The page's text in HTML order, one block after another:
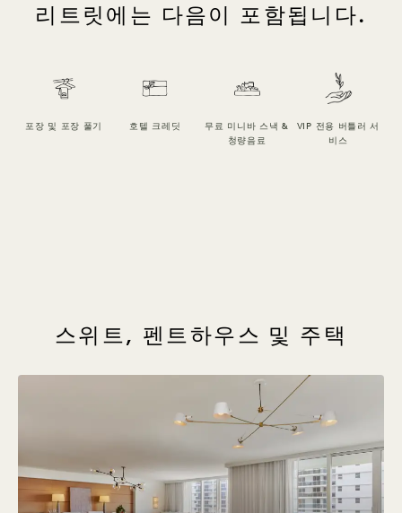
리트릿에는 다음이 포함됩니다.
포장 및 포장 풀기 호텔 크레딧
무료 미니바 스낵 &
청량음료
VIP 전용 버틀러 서
비스
스위트, 펜트하우스 및 주택